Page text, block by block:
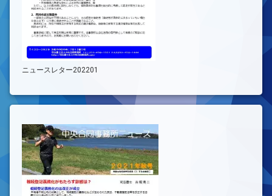
ニュースレター202201